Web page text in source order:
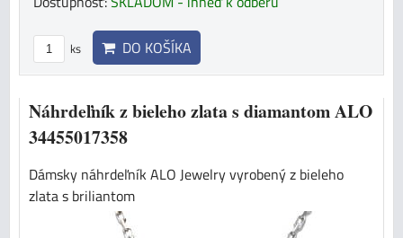
ks DO KOŠÍKA
Náhrdeľník z bieleho zlata s diamantom ALO
34455017358
Dámsky náhrdeľník ALO Jewelry vyrobený z bieleho
zlata s briliantom